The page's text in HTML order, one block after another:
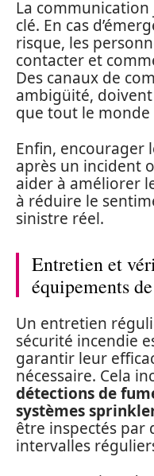
La
clé. En cas
risque, les
contacter et
Des canaux de
ambigüité,
que tout le
Enfin, encourager
après un incident
aider à améliorer
à réduire le
sinistre réel.
Entretien et
équipements
Un entretien
sécurité incendie
garantir leur
nécessaire. Cela
détections de
systèmes
être inspectés par
intervalles